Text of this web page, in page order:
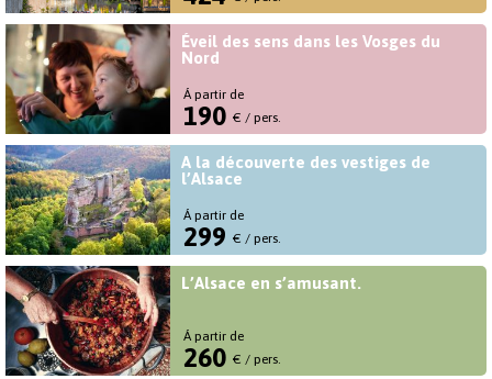
Éveil des sens dans les Vosges du
Nord
Á partir de
190 € / pers.
A la découverte des vestiges de
l’Alsace
Á partir de
299 € / pers.
L’Alsace en s’amusant.
Á partir de
260 € / pers.